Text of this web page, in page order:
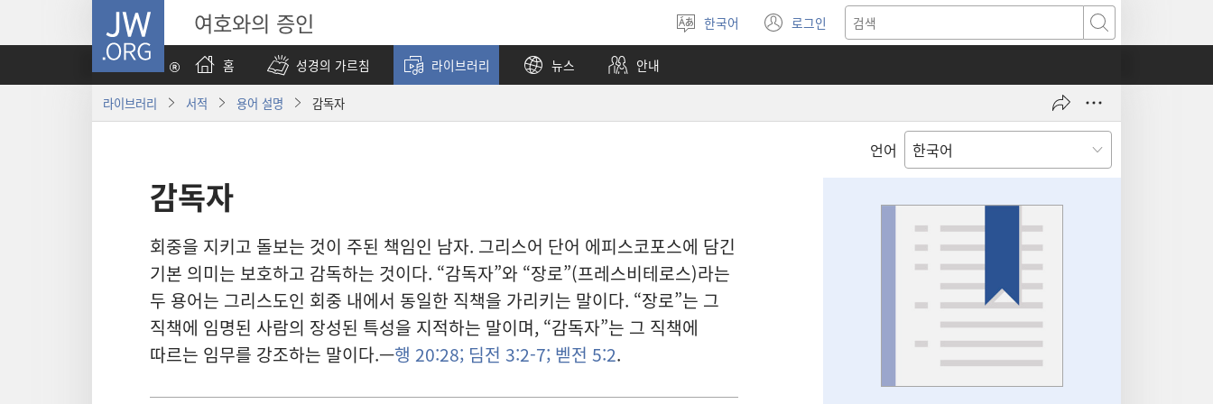
JW.ORG 여호와의 증인
언어
선택
한국어 로그인
(새로운
창
검색
홈
성경의 가르침 라이브러리 뉴스 안내
라이브러리 서적 용어 설명 감독자
언어
감독자
회중을 지키고 돌보는 것이 주된 책임인 남자. 그리스어 단어 에피스코포스에 담긴
기본 의미는 보호하고 감독하는 것이다. “감독자”와 “장로”(프레스비테로스)라는
두 용어는 그리스도인 회중 내에서 동일한 직책을 가리키는 말이다. “장로”는 그
직책에 임명된 사람의 장성된 특성을 지적하는 말이며, “감독자”는 그 직책에
따르는 임무를 강조하는 말이다.—행 20:28; 딤전 3:2-7; 벧전 5:2.